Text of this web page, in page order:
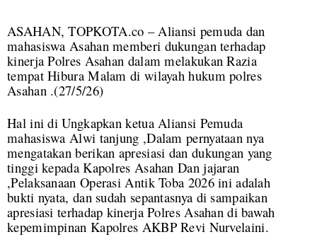
ASAHAN, TOPKOTA.co – Aliansi pemuda dan
mahasiswa Asahan memberi dukungan terhadap
kinerja Polres Asahan dalam melakukan Razia
tempat Hibura Malam di wilayah hukum polres
Asahan .(27/5/26)
Hal ini di Ungkapkan ketua Aliansi Pemuda
mahasiswa Alwi tanjung ,Dalam pernyataan nya
mengatakan berikan apresiasi dan dukungan yang
tinggi kepada Kapolres Asahan Dan jajaran
,Pelaksanaan Operasi Antik Toba 2026 ini adalah
bukti nyata, dan sudah sepantasnya di sampaikan
apresiasi terhadap kinerja Polres Asahan di bawah
kepemimpinan Kapolres AKBP Revi Nurvelaini.